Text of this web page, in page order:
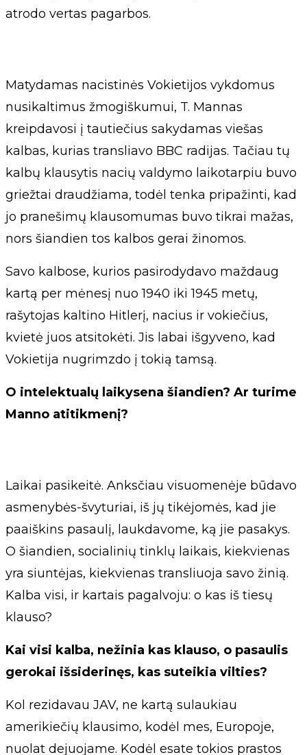
atrodo vertas pagarbos.
Matydamas nacistinės Vokietijos vykdomus
nusikaltimus žmogiškumui, T. Mannas
kreipdavosi į tautiečius sakydamas viešas
kalbas, kurias transliavo BBC radijas. Tačiau tų
kalbų klausytis nacių valdymo laikotarpiu buvo
griežtai draudžiama, todėl tenka pripažinti, kad
jo pranešimų klausomumas buvo tikrai mažas,
nors šiandien tos kalbos gerai žinomos.
Savo kalbose, kurios pasirodydavo maždaug
kartą per mėnesį nuo 1940 iki 1945 metų,
rašytojas kaltino Hitlerį, nacius ir vokiečius,
kvietė juos atsitokėti. Jis labai išgyveno, kad
Vokietija nugrimzdo į tokią tamsą.
O intelektualų laikysena šiandien? Ar turime
Manno atitikmenį?
Laikai pasikeitė. Anksčiau visuomenėje būdavo
asmenybės-švyturiai, iš jų tikėjomės, kad jie
paaiškins pasaulį, laukdavome, ką jie pasakys.
O šiandien, socialinių tinklų laikais, kiekvienas
yra siuntėjas, kiekvienas transliuoja savo žinią.
Kalba visi, ir kartais pagalvoju: o kas iš tiesų
klauso?
Kai visi kalba, nežinia kas klauso, o pasaulis
gerokai išsiderinęs, kas suteikia vilties?
Kol rezidavau JAV, ne kartą sulaukiau
amerikiečių klausimo, kodėl mes, Europoje,
nuolat dejuojame. Kodėl esate tokios prastos